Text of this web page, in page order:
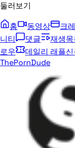
둘러보기
홈
동영상 크
니티
댓글 재생목
로우
데일리 래플
ThePornDude